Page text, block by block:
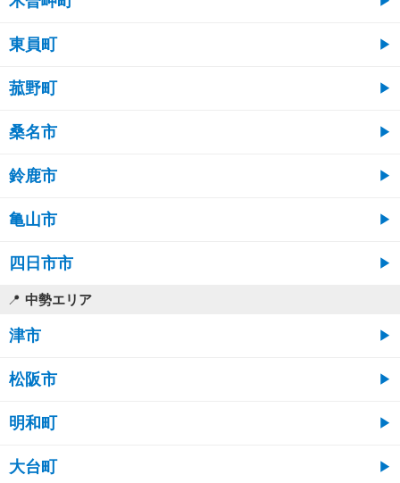
東員町
菰野町
桑名市
鈴鹿市
亀山市
四日市市
中勢エリア
津市
松阪市
明和町
大台町